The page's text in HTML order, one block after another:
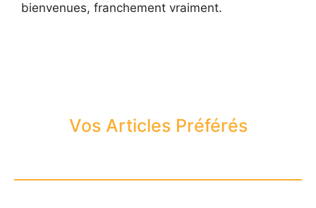
bienvenues, franchement vraiment.
Vos Articles Préférés